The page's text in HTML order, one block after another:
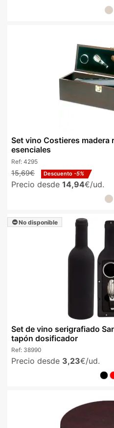
Set vino Costieres madera
esenciales
Ref: 4295
15,69€ Descuento -5%
Precio desde 14,94€/ud.
No disponible
Set de vino serigrafiado
tapón dosificador
Ref: 38990
Precio desde 3,23€/ud.